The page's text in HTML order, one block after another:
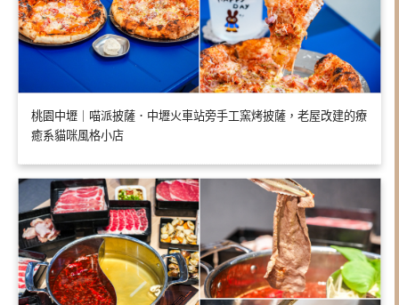
桃園中壢｜喵派披薩．中壢火車站旁手工窯烤披薩，老屋改建的療
癒系貓咪風格小店